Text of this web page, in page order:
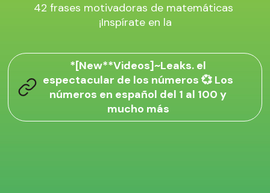
42 frases motivadoras de matemáticas
¡Inspírate en la
*[New**Videos]~Leaks. el
espectacular de los números 💞 Los
números en español del 1 al 100 y
mucho más